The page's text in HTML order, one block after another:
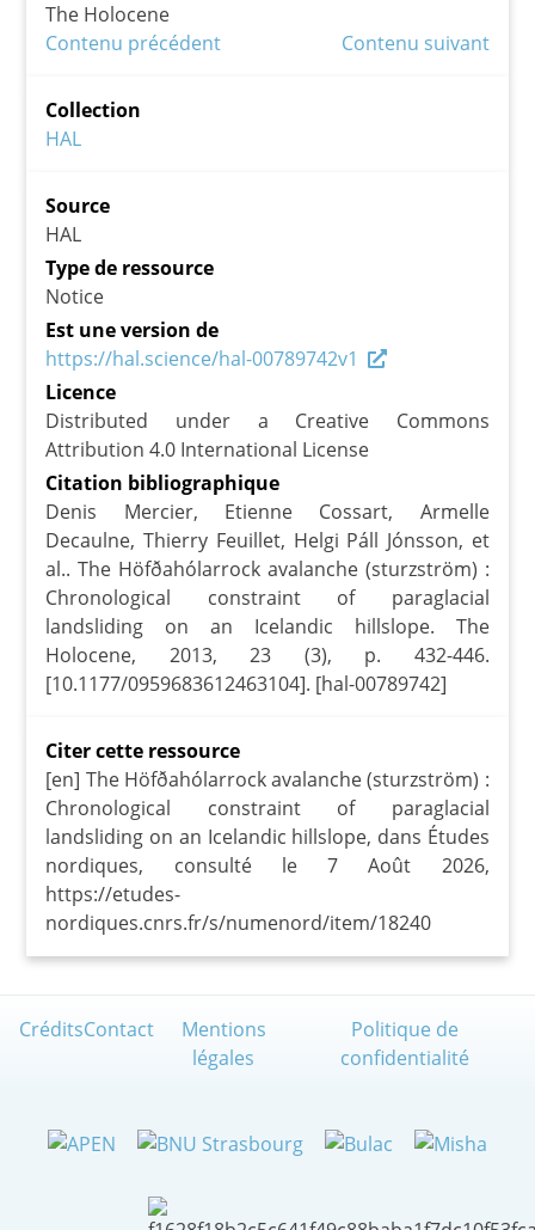
The Holocene
Contenu précédent
Contenu suivant
Collection
HAL
Source
HAL
Type de ressource
Notice
Est une version de
https://hal.science/hal-00789742v1
Licence
Distributed under a Creative Commons
Attribution 4.0 International License
Citation bibliographique
Denis Mercier, Etienne Cossart, Armelle
Decaulne, Thierry Feuillet, Helgi Páll Jónsson, et
al.. The Höfðahólarrock avalanche (sturzström) :
Chronological constraint of paraglacial
landsliding on an Icelandic hillslope. The
Holocene, 2013, 23 (3), p. 432-446.
[10.1177/0959683612463104]. [hal-00789742]
Citer cette ressource
[en] The Höfðahólarrock avalanche (sturzström) :
Chronological constraint of paraglacial
landsliding on an Icelandic hillslope, dans Études
nordiques, consulté le 7 Août 2026,
https://etudes-
nordiques.cnrs.fr/s/numenord/item/18240
CréditsContact
Mentions
légales
Politique de
confidentialité